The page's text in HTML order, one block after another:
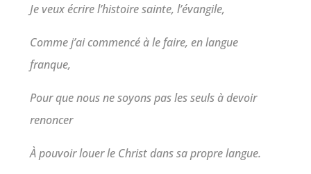
Je veux écrire l’histoire sainte, l’évangile,
Comme j’ai commencé à le faire, en langue
franque,
Pour que nous ne soyons pas les seuls à devoir
renoncer
À pouvoir louer le Christ dans sa propre langue.